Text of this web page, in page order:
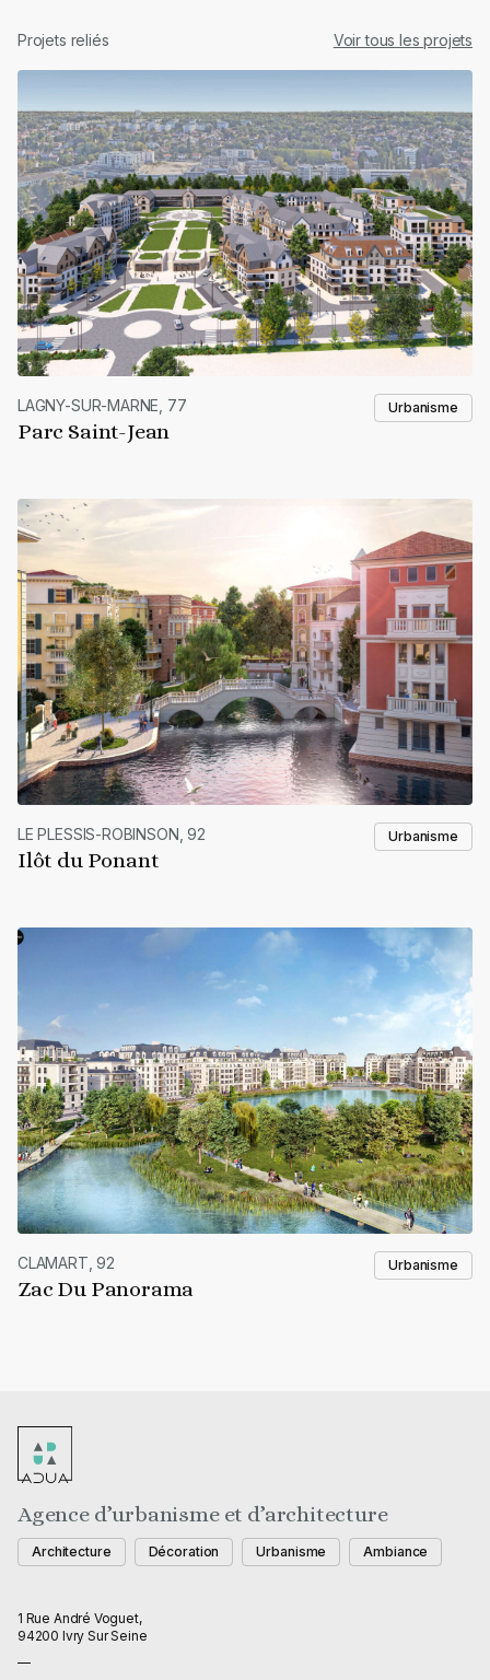
Projets reliés Voir tous les projets
LAGNY-SUR-MARNE, 77
Parc Saint-Jean
Urbanisme
LE PLESSIS-ROBINSON, 92
Ilôt du Ponant
Urbanisme
CLAMART, 92
Zac Du Panorama
Urbanisme
Agence d’urbanisme et d’architecture
Architecture Décoration Urbanisme Ambiance
1 Rue André Voguet,
94200 Ivry Sur Seine